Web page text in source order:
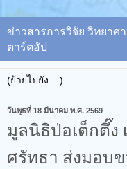
ข่าวสารการวิจัย วิทยาศ
ตาร์ตอัป
วันพุธที่ 18 มีนาคม พ.ศ. 2569
มูลนิธิป่อเต็กตึ๊
ศรัทธา ส่งมอบ